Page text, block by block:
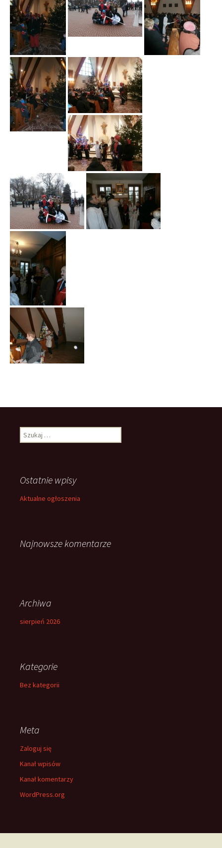
Szukaj:
Ostatnie wpisy
Aktualne ogłoszenia
Najnowsze komentarze
Archiwa
sierpień 2026
Kategorie
Bez kategorii
Meta
Zaloguj się
Kanał wpisów
Kanał komentarzy
WordPress.org